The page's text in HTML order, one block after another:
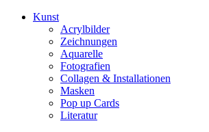
Kunst
Acrylbilder
Zeichnungen
Aquarelle
Fotografien
Collagen & Installationen
Masken
Pop up Cards
Literatur